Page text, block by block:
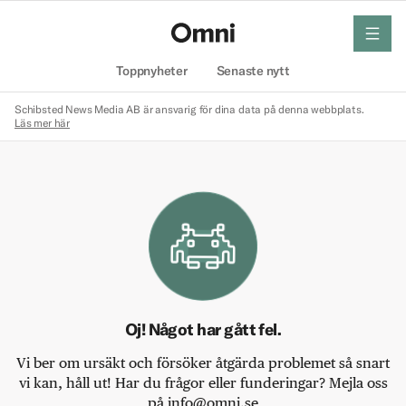
Toppnyheter Senaste nytt
meny
Schibsted News Media AB är ansvarig för dina data på denna webbplats.
Läs mer här
Oj! Något har gått fel.
Vi ber om ursäkt och försöker åtgärda problemet så snart
vi kan, håll ut! Har du frågor eller funderingar? Mejla oss